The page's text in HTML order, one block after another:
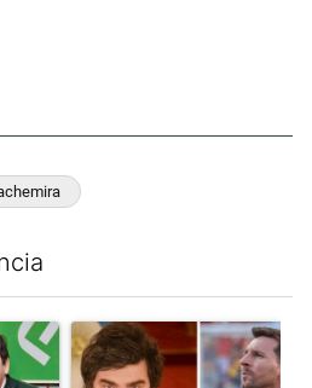
el título "La empresa que se le
Un artículo de tendencia con